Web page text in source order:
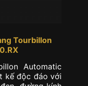
Tourbillon
Automatic
kế độc đáo với